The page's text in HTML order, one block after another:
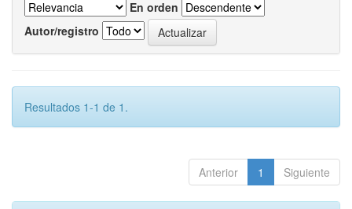
En orden
Autor/registro
Resultados 1-1 de 1.
Anterior 1 Siguiente